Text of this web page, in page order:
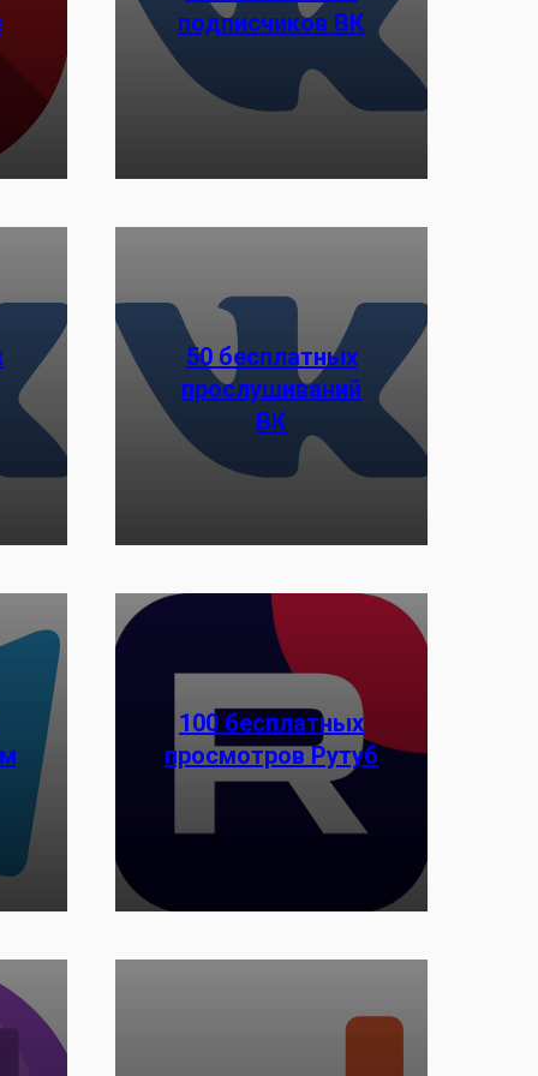
подписчиков ВК
50 бесплатных
прослушиваний
ВК
Заказать
100 бесплатных
просмотров Рутуб
Заказать